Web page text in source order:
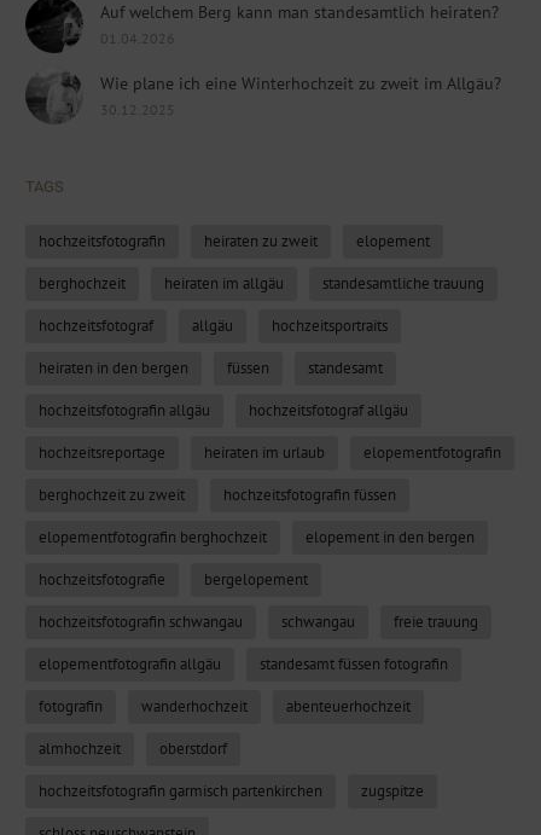
Auf welchem Berg kann man standesamtlich heiraten?
01.04.2026
Wie plane ich eine Winterhochzeit zu zweit im Allgäu?
30.12.2025
TAGS
hochzeitsfotografin heiraten zu zweit elopement
berghochzeit heiraten im allgäu standesamtliche trauung
hochzeitsfotograf allgäu hochzeitsportraits
heiraten in den bergen füssen standesamt
hochzeitsfotografin allgäu hochzeitsfotograf allgäu
hochzeitsreportage heiraten im urlaub elopementfotografin
berghochzeit zu zweit hochzeitsfotografin füssen
elopementfotografin berghochzeit elopement in den bergen
hochzeitsfotografie bergelopement
hochzeitsfotografin schwangau schwangau freie trauung
elopementfotografin allgäu standesamt füssen fotografin
fotografin wanderhochzeit abenteuerhochzeit
almhochzeit oberstdorf
hochzeitsfotografin garmisch partenkirchen zugspitze